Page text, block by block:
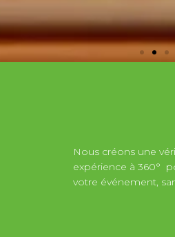
Nous créons une
expérience à 360°
votre événement,